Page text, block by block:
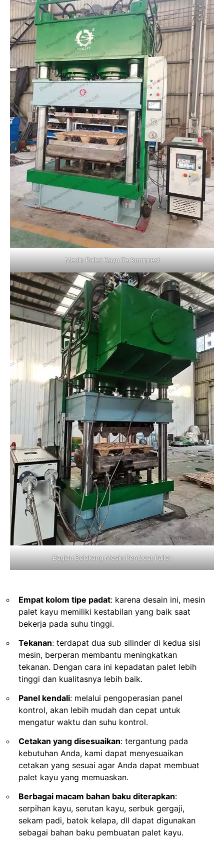
Mesin Pallet Kayu Terkompresi
Bagian Belakang Mesin Pembuat Pallet
Empat kolom tipe padat: karena desain ini, mesin
palet kayu memiliki kestabilan yang baik saat
bekerja pada suhu tinggi.
Tekanan: terdapat dua sub silinder di kedua sisi
mesin, berperan membantu meningkatkan
tekanan. Dengan cara ini kepadatan palet lebih
tinggi dan kualitasnya lebih baik.
Panel kendali: melalui pengoperasian panel
kontrol, akan lebih mudah dan cepat untuk
mengatur waktu dan suhu kontrol.
Cetakan yang disesuaikan: tergantung pada
kebutuhan Anda, kami dapat menyesuaikan
cetakan yang sesuai agar Anda dapat membuat
palet kayu yang memuaskan.
Berbagai macam bahan baku diterapkan:
serpihan kayu, serutan kayu, serbuk gergaji,
sekam padi, batok kelapa, dll dapat digunakan
sebagai bahan baku pembuatan palet kayu.